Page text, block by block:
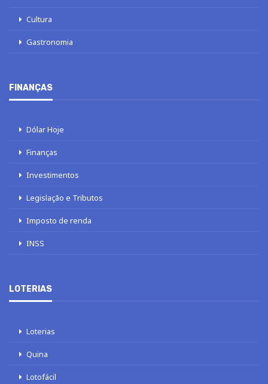
Cultura
Gastronomia
FINANÇAS
Dólar Hoje
Finanças
Investimentos
Legislação e Tributos
Imposto de renda
INSS
LOTERIAS
Loterias
Quina
Lotofácil